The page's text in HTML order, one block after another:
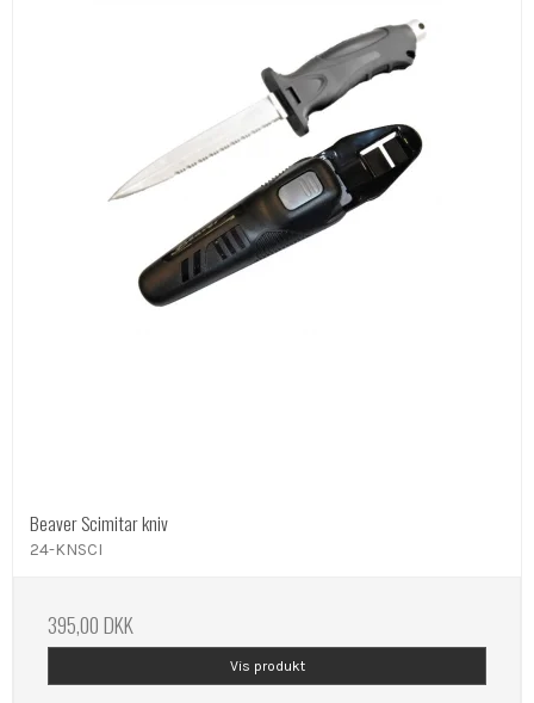
Beaver Scimitar kniv
24-KNSCI
395,00 DKK
Vis produkt